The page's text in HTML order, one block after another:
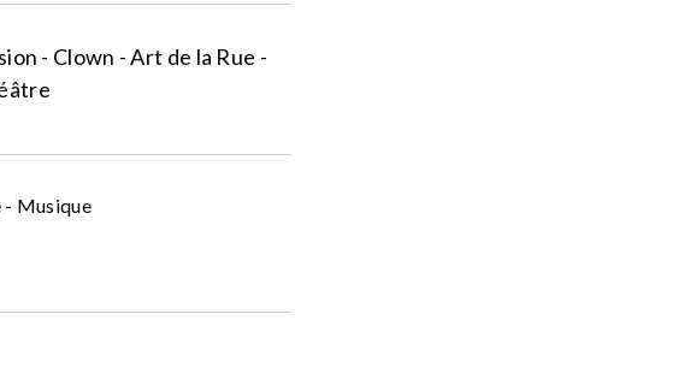
- Clown - Art de la Rue -
- Musique